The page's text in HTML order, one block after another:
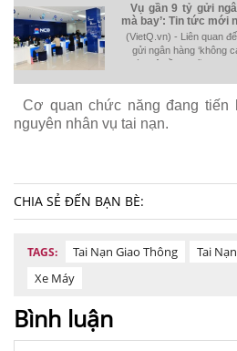
Vụ gần 9 tỷ gửi
mà bay’: Tin tức mới
(VietQ.vn) - Liên quan
gửi ngân hàng ‘không
toàn bộ hồ sơ đã được
Cơ quan chức năng đang tiến
nguyên nhân vụ tai nạn.
CHIA SẺ ĐẾN BẠN BÈ:
TAGS: Tai Nạn Giao Thông Tai Nạn
Xe Máy
Bình luận